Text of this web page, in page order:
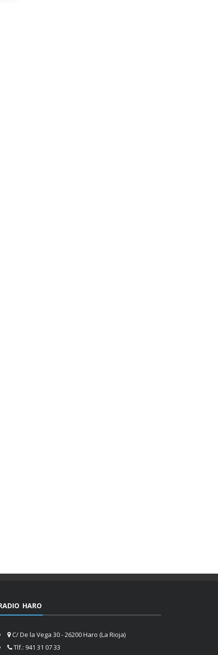
HARO
C/ De la Vega 30 - 26200 Haro (La Rioja)
Tlf.: 941 31 07 33